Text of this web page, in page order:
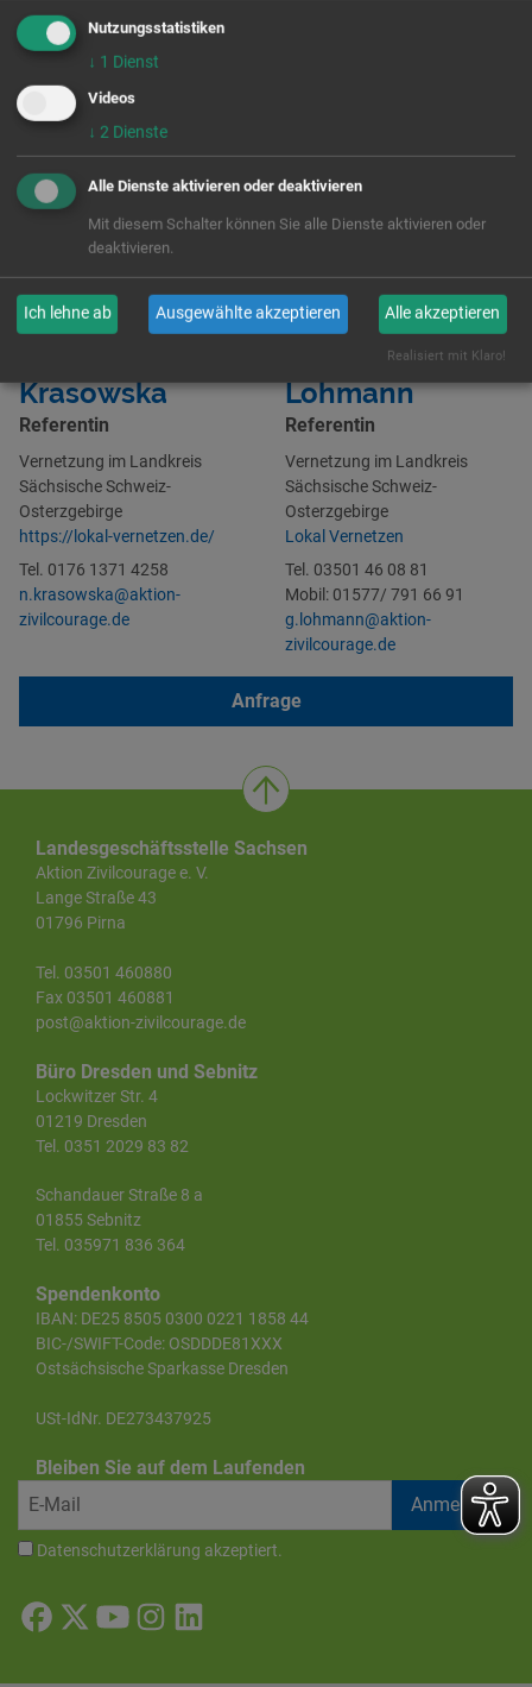
Krasowska
Referentin
Vernetzung im Landkreis
Sächsische Schweiz-
Osterzgebirge
https://lokal-vernetzen.de/
Tel. 0176 1371 4258
n.krasowska@aktion-
zivilcourage.de
Lohmann
Referentin
Vernetzung im Landkreis
Sächsische Schweiz-
Osterzgebirge
Lokal Vernetzen
Tel. 03501 46 08 81
Mobil: 01577/ 791 66 91
g.lohmann@aktion-
zivilcourage.de
Anfrage
Landesgeschäftsstelle Sachsen
Aktion Zivilcourage e. V.
Lange Straße 43
01796 Pirna
Tel. 03501 460880
Fax 03501 460881
post@aktion-zivilcourage.de
Büro Dresden und Sebnitz
Lockwitzer Str. 4
01219 Dresden
Tel. 0351 2029 83 82
Schandauer Straße 8 a
01855 Sebnitz
Tel. 035971 836 364
Spendenkonto
IBAN: DE25 8505 0300 0221 1858 44
BIC-/SWIFT-Code: OSDDDE81XXX
Ostsächsische Sparkasse Dresden
USt-IdNr. DE273437925
Bleiben Sie auf dem Laufenden
Datenschutzerklärung akzeptiert.
Nutzungsstatistiken
↓ 1 Dienst
Videos
↓ 2 Dienste
Alle Dienste aktivieren oder deaktivieren
Mit diesem Schalter können Sie alle Dienste aktivieren oder
deaktivieren.
Ich lehne ab Ausgewählte akzeptieren Alle akzeptieren
Realisiert mit Klaro!